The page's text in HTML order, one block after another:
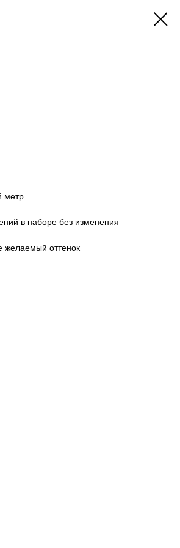
метр
в наборе без изменения
желаемый оттенок